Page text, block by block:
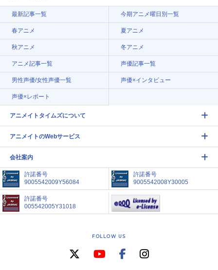
最新記事一覧 今期アニメ曜日別一覧
春アニメ 夏アニメ
秋アニメ 冬アニメ
アニメ記事一覧 声優記事一覧
男性声優/女性声優一覧 声優×インタビュー
声優×レポート
アニメイトタイムズについて
アニメイトのWebサービス
会社案内
許諾番号
9005542009Y56084
許諾番号
9005542008Y30005
許諾番号
005542005Y31018
FOLLOW US